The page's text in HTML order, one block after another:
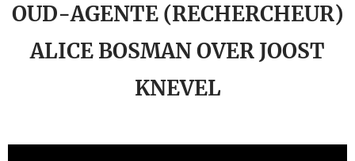
OUD-AGENTE (RECHERCHEUR)
ALICE BOSMAN OVER JOOST
KNEVEL